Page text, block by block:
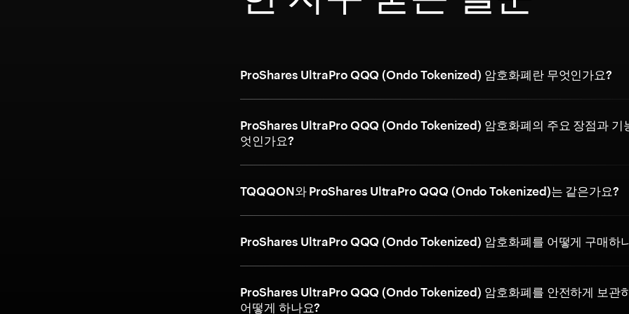
ProShares UltraPro QQQ (Ondo Tokenized) 암호화폐란 무엇인가요?
ProShares UltraPro QQQ (Ondo Tokenized) 암호화폐의 주요 장점과 기
엇인가요?
TQQQON와 ProShares UltraPro QQQ (Ondo Tokenized)는 같은가요?
ProShares UltraPro QQQ (Ondo Tokenized) 암호화폐를 어떻게 구매하
ProShares UltraPro QQQ (Ondo Tokenized) 암호화폐를 안전하게 보관
어떻게 하나요?